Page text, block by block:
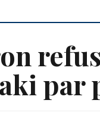
par